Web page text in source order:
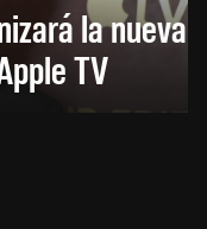
la nueva
TV